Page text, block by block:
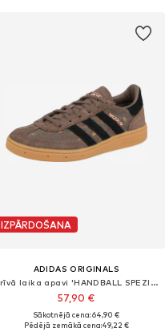
IZPĀRDOŠANA
ADIDAS ORIGINALS
Brīvā laika apavi 'HANDBALL SPEZIAL'
57,90 €
Sākotnējā cena: 64,90 €
Pēdējā zemākā cena:49,22 €